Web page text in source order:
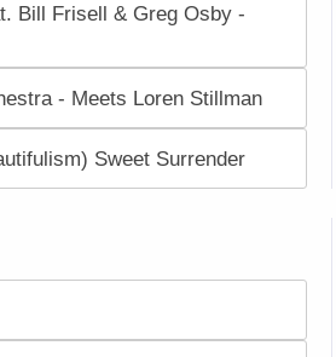
Bill Frisell & Greg Osby -
- Meets Loren Stillman
Sweet Surrender